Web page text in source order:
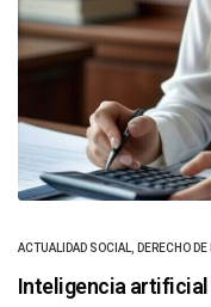
ACTUALIDAD SOCIAL, DERECHO
Inteligencia